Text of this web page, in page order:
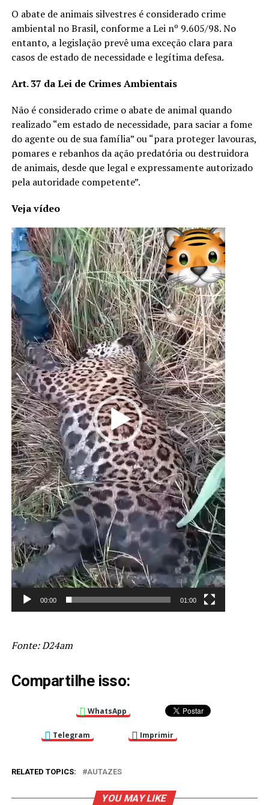
O abate de animais silvestres é considerado crime
ambiental no Brasil, conforme a Lei nº 9.605/98. No
entanto, a legislação prevê uma exceção clara para
casos de estado de necessidade e legítima defesa.
Art. 37 da Lei de Crimes Ambientais
Não é considerado crime o abate de animal quando
realizado “em estado de necessidade, para saciar a fome
do agente ou de sua família” ou “para proteger lavouras,
pomares e rebanhos da ação predatória ou destruidora
de animais, desde que legal e expressamente autorizado
pela autoridade competente”.
Veja vídeo
Tocador
de
vídeo
00:00 01:00
Fonte: D24am
Compartilhe isso:
WhatsApp
Telegram Imprimir
RELATED TOPICS: AUTAZES
YOU MAY LIKE